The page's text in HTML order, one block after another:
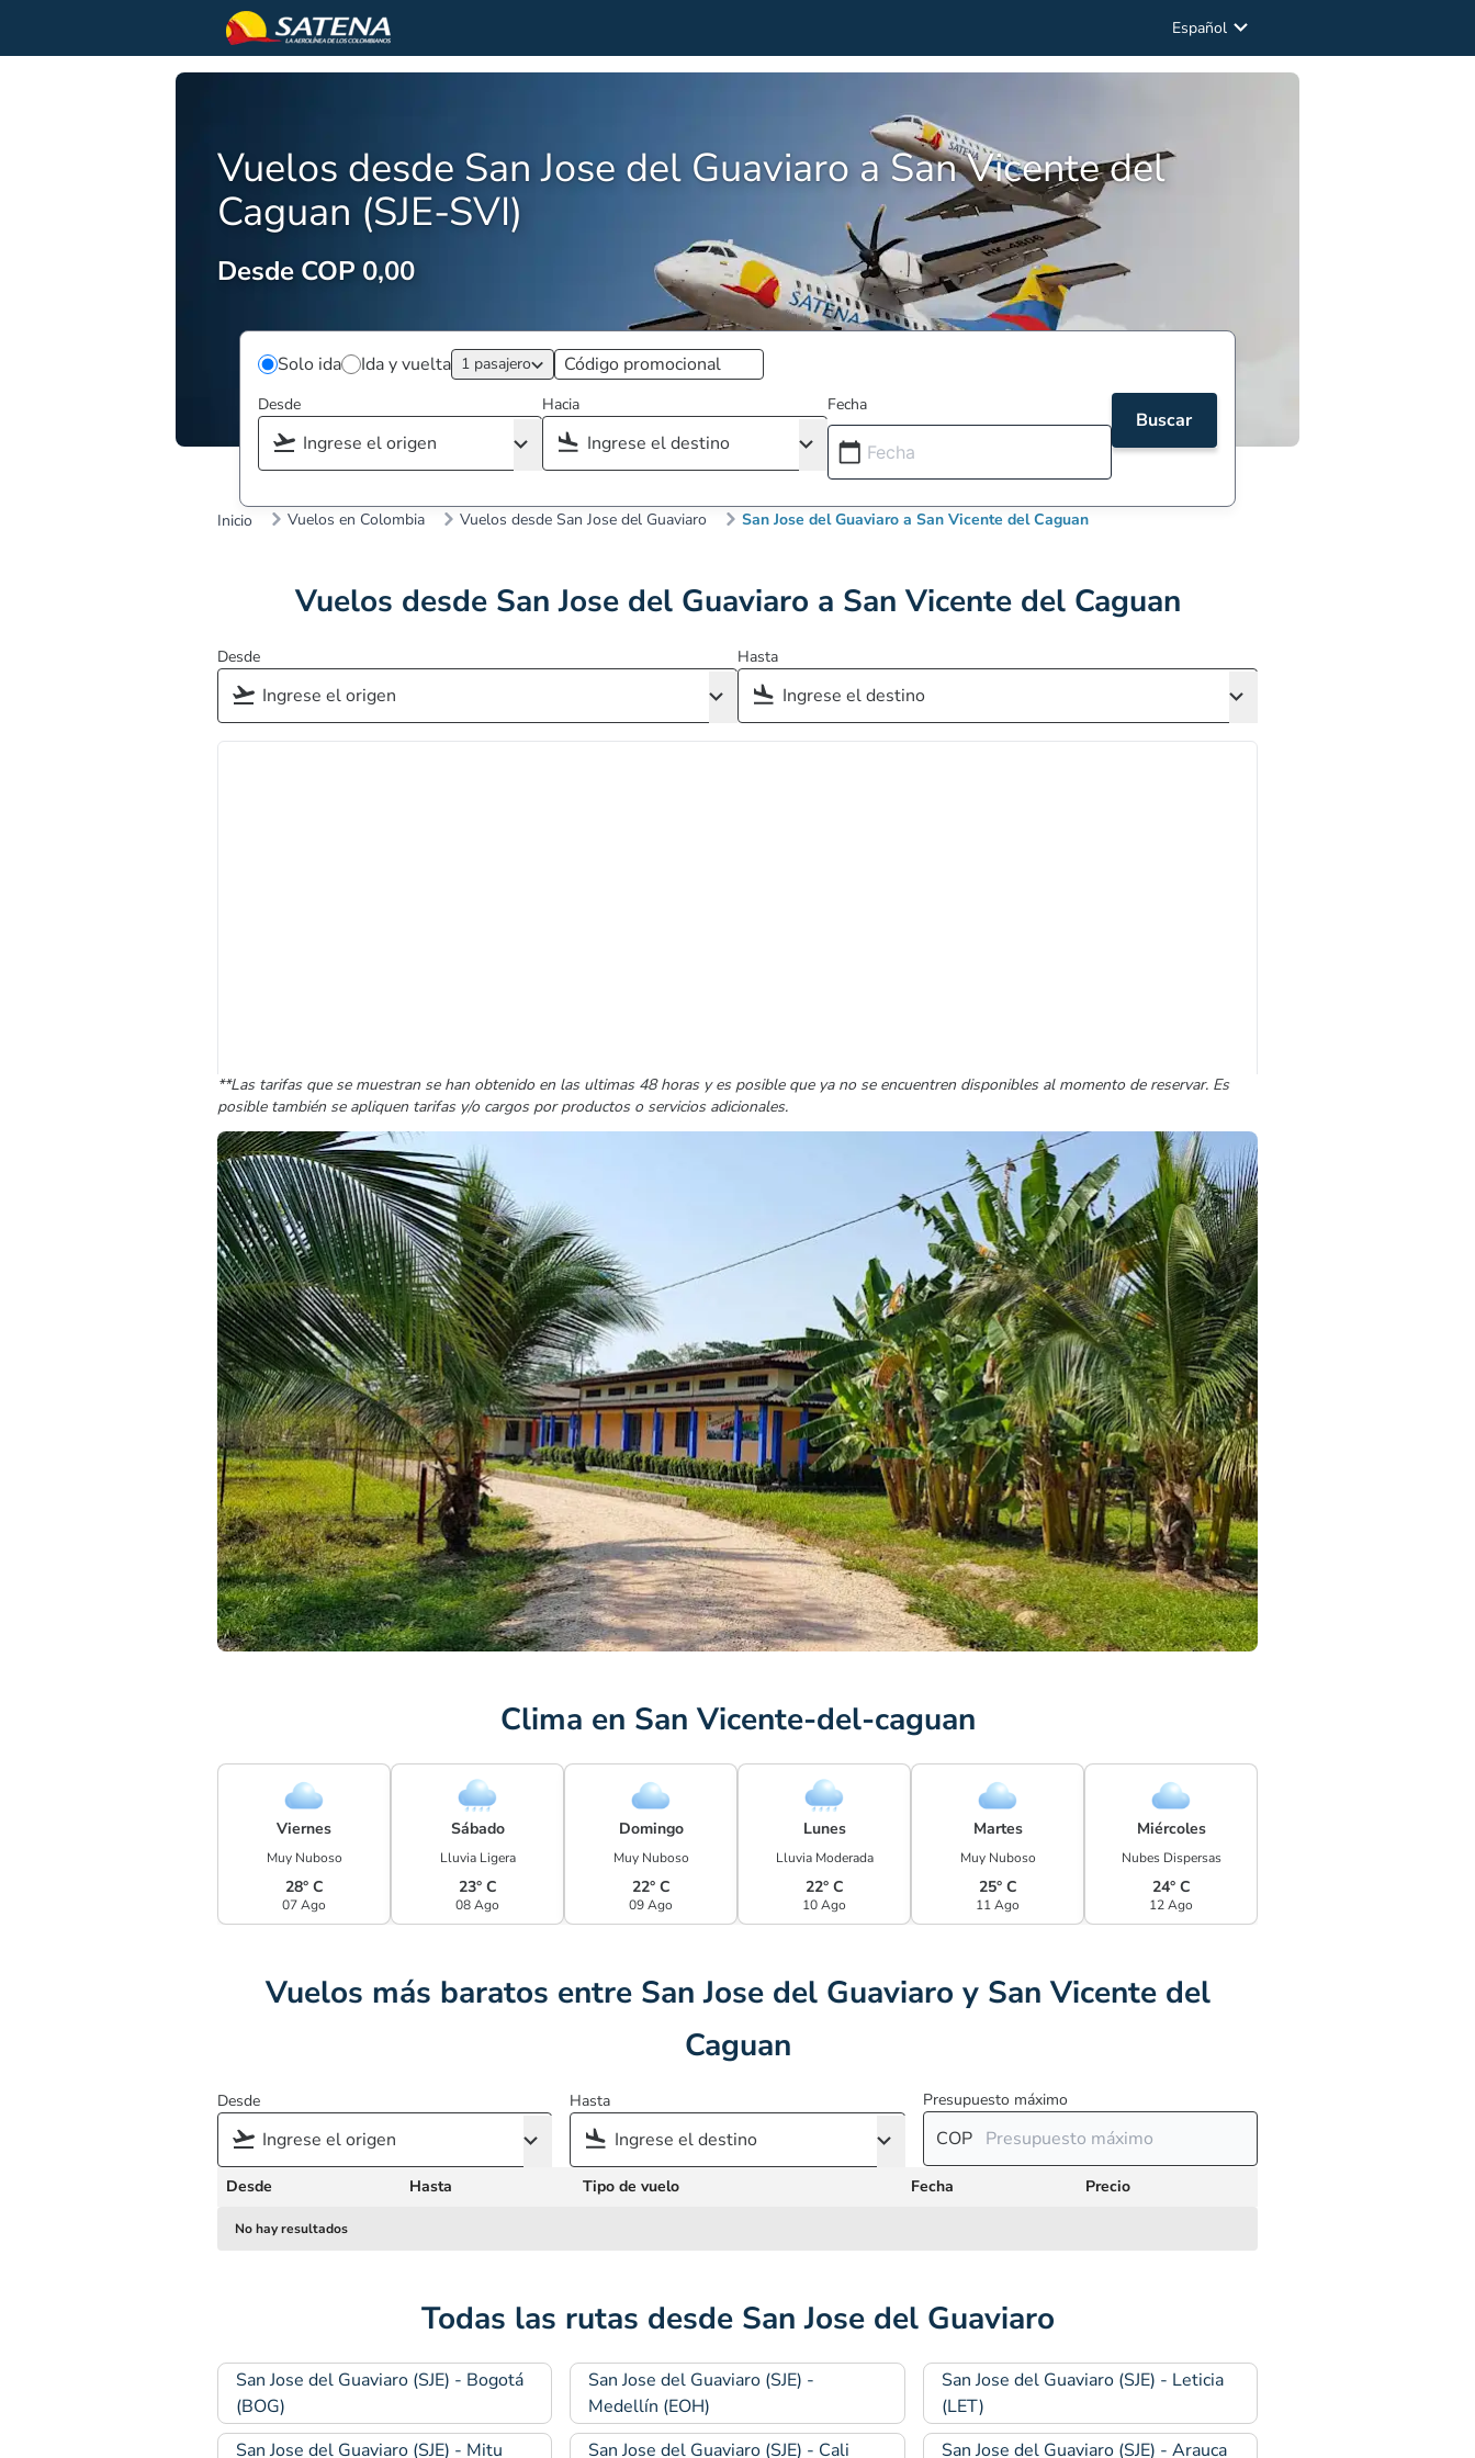
Español
Vuelos desde San Jose del Guaviaro a San Vicente del
Caguan (SJE-SVI)
Desde COP 0,00
Solo ida Ida y vuelta 1 pasajero
Desde
Hacia Fecha
Buscar
Inicio Vuelos en Colombia Vuelos desde San Jose del Guaviaro San Jose del Guaviaro a San Vicente del Caguan
Vuelos desde San Jose del Guaviaro a San Vicente del Caguan
Desde Hasta
**Las tarifas que se muestran se han obtenido en las ultimas 48 horas y es posible que ya no se encuentren disponibles al momento de reservar. Es
posible también se apliquen tarifas y/o cargos por productos o servicios adicionales.
Clima en San Vicente-del-caguan
Viernes
Muy Nuboso
28° C
07 Ago
Sábado
Lluvia Ligera
23° C
08 Ago
Domingo
Muy Nuboso
22° C
09 Ago
Lunes
Lluvia Moderada
22° C
10 Ago
Martes
Muy Nuboso
25° C
11 Ago
Miércoles
Nubes Dispersas
24° C
12 Ago
Vuelos más baratos entre San Jose del Guaviaro y San Vicente del
Caguan
Desde Hasta Presupuesto máximo
COP
Desde Hasta Tipo de vuelo Fecha Precio
No hay resultados
Todas las rutas desde San Jose del Guaviaro
San Jose del Guaviaro (SJE) - Bogotá
(BOG)
San Jose del Guaviaro (SJE) -
Medellín (EOH)
San Jose del Guaviaro (SJE) - Leticia
(LET)
San Jose del Guaviaro (SJE) - Mitu
San Jose del Guaviaro (SJE) - Cali San Jose del Guaviaro (SJE) - Arauca